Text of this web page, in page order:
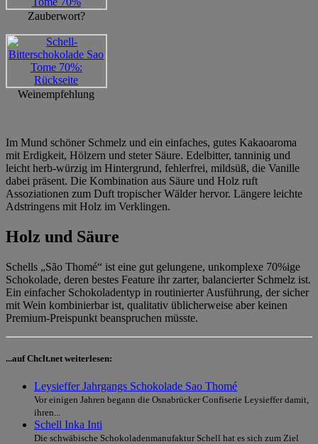
Zauberwort?
Weinempfehlung
Im Mund schöner Schmelz und ein einfaches, gutes Kakaoaroma
mit Erdigkeit, Hölzern und steter Säure. Edelbitter, tanninig und
leicht herb-würzig im Hintergrund, fehlerfrei, mildsüß, die Vanille
dabei präsent. Die Kombination aus Säure und Holz ruft
Assoziationen zum Duft tropischer Wälder hervor. Längere leichte
Adstringens mit Holz im Verklingen.
Holz und Säure
Schells „São Thomé“ ist eine gut gelungene, unkomplexe 70%ige
Schokolade, deren bestes Feature ihr zarter, balancierter Schmelz ist.
Ein einfacher Schokoladentyp in routinierter Ausführung, der sicher
mit Wein kombinierbar ist, qualitativ üblicherweise aber keinen
Premium-Preispunkt beanspruchen müsste.
...auf Chclt.net weiterlesen:
Leysieffer Jahrgangs Schokolade Sao Thomé
Vor einigen Jahren begann die Osnabrücker Confiserie Leysieffer damit,
ihren...
Schell Inka Inti
Die schwäbische Schokoladenmanufaktur Schell hat es sich zum Ziel